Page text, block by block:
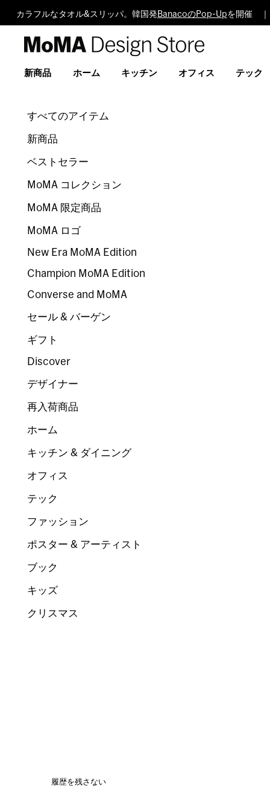
カラフルなタオル&スリッパ。韓国発 BanacoのPop-Upを開催
Design
新商品 ホーム キッチン オフィス テック
すべてのアイテム
新商品
ベストセラー
MoMA コレクション
MoMA 限定商品
MoMA ロゴ
New Era MoMA Edition
Champion MoMA Edition
Converse and MoMA
セール & バーゲン
ギフト
Discover
デザイナー
再入荷商品
ホーム
キッチン & ダイニング
オフィス
テック
ファッション
ポスター & アーティスト
ブック
キッズ
クリスマス
履歴を残さない